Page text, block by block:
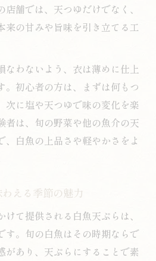
舗では、天つゆだけでなく、
来の甘みや旨味を引き立てる工
なわないよう、衣は薄めに仕上
。初心者の方は、まずは何もつ
次に塩や天つゆで味の変化を楽
者は、旬の野菜や他の魚介の天
、白魚の上品さや軽やかさをよ
える季節の魅力
て提供される白魚天ぷらは、
す。旬の白魚はその時期ならで
があり、天ぷらにすることで素